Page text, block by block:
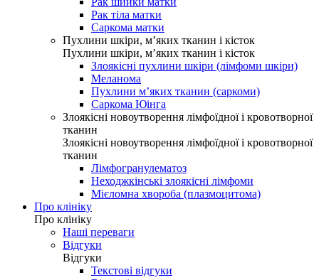
Рак тіла матки
Саркома матки
Пухлини шкіри, м’яких тканин і кісток
Пухлини шкіри, м’яких тканин і кісток
Злоякісні пухлини шкіри (лімфоми шкіри)
Меланома
Пухлини м’яких тканин (саркоми)
Саркома Юінга
Злоякісні новоутворення лімфоїдної і кровотворної
тканин
Злоякісні новоутворення лімфоїдної і кровотворної
тканин
Лімфогранулематоз
Неходжкінські злоякісні лімфоми
Мієломна хвороба (плазмоцитома)
Про клініку
Про клініку
Наші переваги
Відгуки
Відгуки
Текстові відгуки